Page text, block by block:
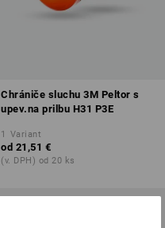
Chrániče sluchu 3M Peltor s
upev.na prilbu H31 P3E
1 Variant
od 21,51 €
(v. DPH) od 20 ks